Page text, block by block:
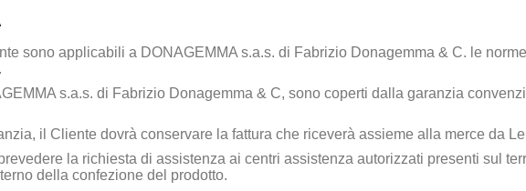
sono applicabili a DONAGEMMA s.a.s. di Fabrizio Donagemma & C. le
s.a.s. di Fabrizio Donagemma & C, sono coperti dalla garanzia
il Cliente dovrà conservare la fattura che riceverà assieme alla merce da
la richiesta di assistenza ai centri assistenza autorizzati presenti sul
della confezione del prodotto.